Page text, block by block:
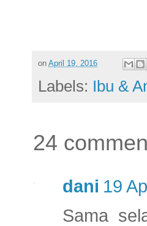
on April 19, 2016
Labels: Ibu &
24
dani 19
Sama